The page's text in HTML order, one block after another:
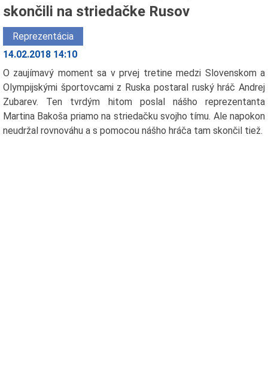
skončili na striedačke Rusov
Reprezentácia
14.02.2018 14:10
O zaujímavý moment sa v prvej tretine medzi Slovenskom a
Olympijskými športovcami z Ruska postaral ruský hráč Andrej
Zubarev. Ten tvrdým hitom poslal nášho reprezentanta
Martina Bakoša priamo na striedačku svojho tímu. Ale napokon
neudržal rovnováhu a s pomocou nášho hráča tam skončil tiež.